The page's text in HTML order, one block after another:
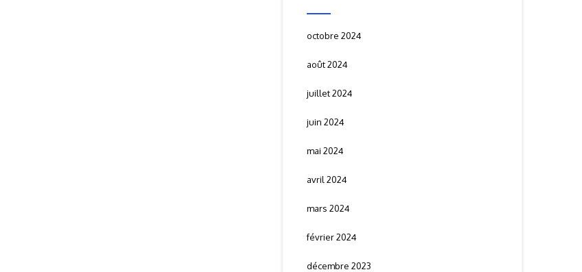
octobre 2024
août 2024
juillet 2024
juin 2024
mai 2024
avril 2024
mars 2024
février 2024
décembre 2023